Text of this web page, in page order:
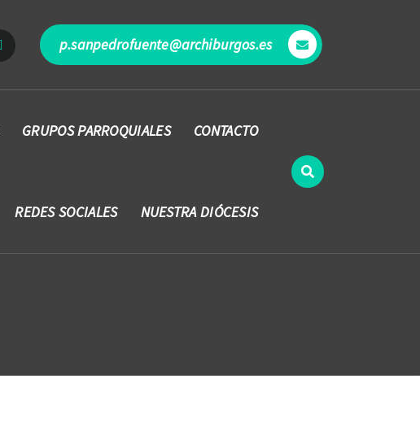
p.sanpedrofuente@archiburgos.es
GRUPOS PARROQUIALES CONTACTO
REDES SOCIALES NUESTRA DIÓCESIS